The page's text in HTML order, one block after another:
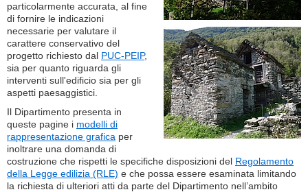
particolarmente accurata, al fine
di fornire le indicazioni
necessarie per valutare il
carattere conservativo del
progetto richiesto dal PUC-PEIP,
sia per quanto riguarda gli
interventi sull'edificio sia per gli
aspetti paesaggistici.
Il Dipartimento presenta in
queste pagine i modelli di
rappresentazione grafica per
inoltrare una domanda di
costruzione che rispetti le specifiche disposizioni del Regolamento
della Legge edilizia (RLE) e che possa essere esaminata limitando
la richiesta di ulteriori atti da parte del Dipartimento nell’ambito